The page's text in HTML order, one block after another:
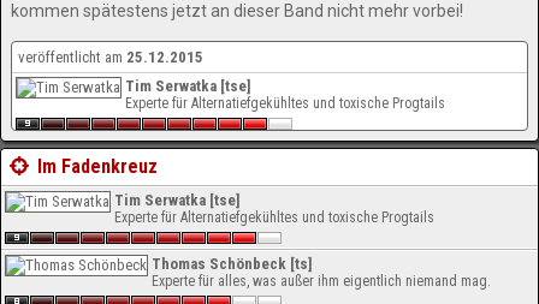
kommen spätestens jetzt an dieser Band nicht mehr vorbei!
veröffentlicht am 25.12.2015
Tim Serwatka [tse]
Experte für Alternatiefgekühltes und toxische Progtails
Im Fadenkreuz
Tim Serwatka [tse]
Experte für Alternatiefgekühltes und toxische Progtails
Thomas Schönbeck [ts]
Experte für alles, was außer ihm eigentlich niemand mag.